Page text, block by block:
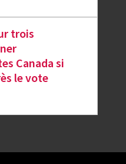
trois
Canada si
le vote